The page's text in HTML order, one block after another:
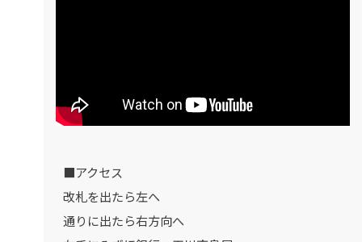
■アクセス
改札を出たら左へ
通りに出たら右方向へ